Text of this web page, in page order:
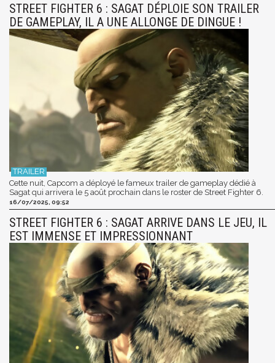
STREET FIGHTER 6 : SAGAT DÉPLOIE SON TRAILER
DE GAMEPLAY, IL A UNE ALLONGE DE DINGUE !
Cette nuit, Capcom a déployé le fameux trailer de gameplay dédié à
Sagat qui arrivera le 5 août prochain dans le roster de Street Fighter 6.
16/07/2025, 09:52
STREET FIGHTER 6 : SAGAT ARRIVE DANS LE JEU, IL
EST IMMENSE ET IMPRESSIONNANT